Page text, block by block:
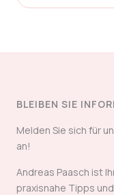
BLEIBEN SIE
Melden Sie sich für
an!
Andreas Paasch ist
praxisnahe Tipps